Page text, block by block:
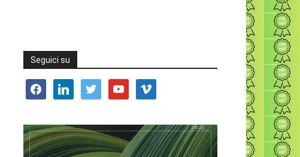
Seguici su
facebooklinkedin twitter youtube vimeo